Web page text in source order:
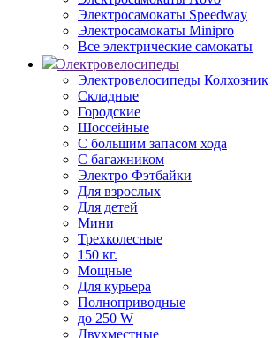
Электросамокаты Speedway
Электросамокаты Minipro
Все электрические самокаты
Электровелосипеды
Электровелосипеды Колхозник
Складные
Городские
Шоссейные
С большим запасом хода
С багажником
Электро Фэтбайки
Для взрослых
Для детей
Мини
Трехколесные
150 кг.
Мощные
Для курьера
Полноприводные
до 250 W
Двухместные